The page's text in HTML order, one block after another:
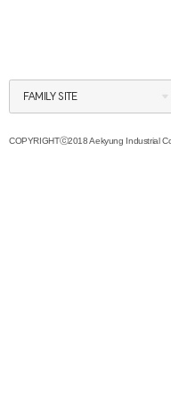
FAMILY SITE
COPYRIGHTⓒ2018 Aekyung Industrial